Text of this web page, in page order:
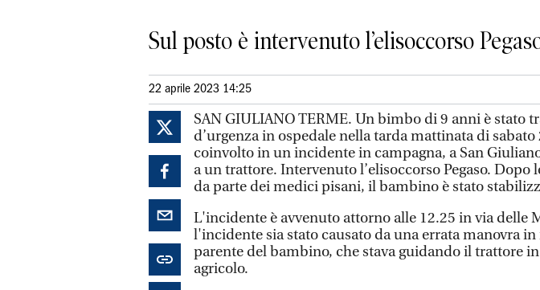
Sul posto è intervenuto l’elisoccorso
22 aprile 2023 14:25
SAN GIULIANO TERME. Un bimbo di 9 anni è stato
d’urgenza in ospedale nella tarda mattinata di
coinvolto in un incidente in campagna, a San
a un trattore. Intervenuto l’elisoccorso Pegaso.
da parte dei medici pisani, il bambino è stato
L'incidente è avvenuto attorno alle 12.25 in via delle
l'incidente sia stato causato da una errata manovra
parente del bambino, che stava guidando il trattore
agricolo.